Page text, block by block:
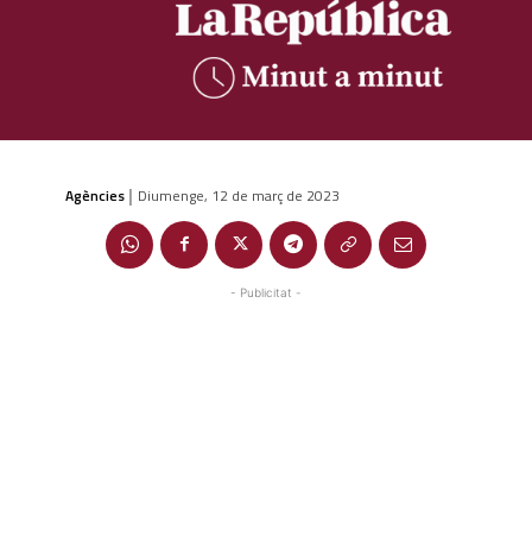
Agències | Diumenge, 12 de març de 2023
- Publicitat -